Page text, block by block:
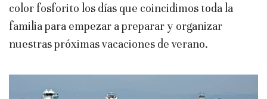
color fosforito los días que coincidimos toda la
familia para empezar a preparar y organizar
nuestras próximas vacaciones de verano.